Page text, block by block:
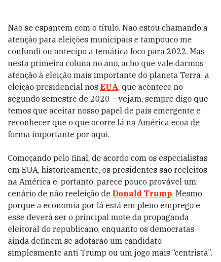
Não se espantem com o título. Não estou chamando a
atenção para eleições municipais e tampouco me
confundi ou antecipo a temática foco para 2022. Mas
nesta primeira coluna no ano, acho que vale darmos
atenção à eleição mais importante do planeta Terra: a
eleição presidencial nos EUA, que acontece no
segundo semestre de 2020 – vejam, sempre digo que
temos que aceitar nosso papel de país emergente e
reconhecer que o que ocorre lá na América ecoa de
forma importante por aqui.
Começando pelo final, de acordo com os especialistas
em EUA, historicamente, os presidentes são reeleitos
na América e, portanto, parece pouco provável um
cenário de não reeleição de Donald Trump. Mesmo
porque a economia por lá está em pleno emprego e
esse deverá ser o principal mote da propaganda
eleitoral do republicano, enquanto os democratas
ainda definem se adotarão um candidato
simplesmente anti Trump ou um jogo mais “centrista”.